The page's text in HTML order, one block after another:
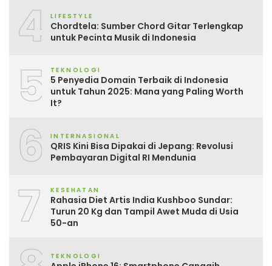
4 LIFESTYLE
Chordtela: Sumber Chord Gitar Terlengkap
untuk Pecinta Musik di Indonesia
5 TEKNOLOGI
5 Penyedia Domain Terbaik di Indonesia
untuk Tahun 2025: Mana yang Paling Worth
It?
6 INTERNASIONAL
QRIS Kini Bisa Dipakai di Jepang: Revolusi
Pembayaran Digital RI Mendunia
7 KESEHATAN
Rahasia Diet Artis India Kushboo Sundar:
Turun 20 Kg dan Tampil Awet Muda di Usia
50-an
TEKNOLOGI